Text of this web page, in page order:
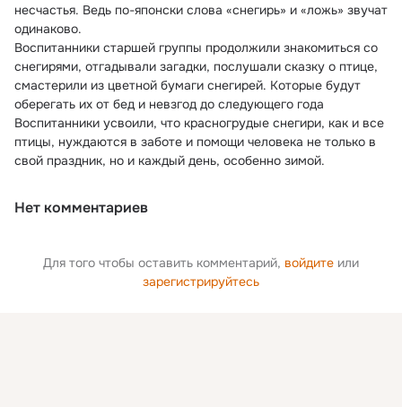
несчастья. Ведь по-японски слова «снегирь» и «ложь» звучат
одинаково.
Воспитанники старшей группы продолжили знакомиться со
снегирями, отгадывали загадки, послушали сказку о птице,
смастерили из цветной бумаги снегирей. Которые будут
оберегать их от бед и невзгод до следующего года
Воспитанники усвоили, что красногрудые снегири, как и все
птицы, нуждаются в заботе и помощи человека не только в
свой праздник, но и каждый день, особенно зимой.
Нет комментариев
Для того чтобы оставить комментарий, войдите или
зарегистрируйтесь